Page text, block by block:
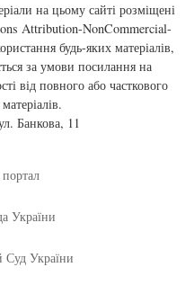
на цьому сайті розміщені
Attribution-NonCommercial-
будь-яких матеріалів,
за умови посилання на
від повного або часткового
Банкова, 11
України
Суд України